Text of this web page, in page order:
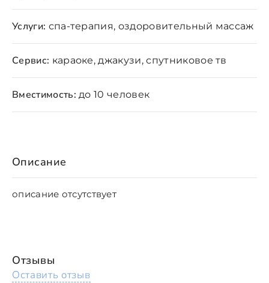
Описание
описание отсутствует
Услуги: спа-терапия, оздоровительный массаж
Сервис: караоке, джакузи, спутниковое тв
Вместимость: до 10 человек
Отзывы
Оставить отзыв